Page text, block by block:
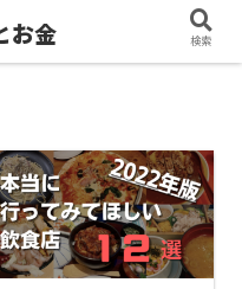
お金 検索